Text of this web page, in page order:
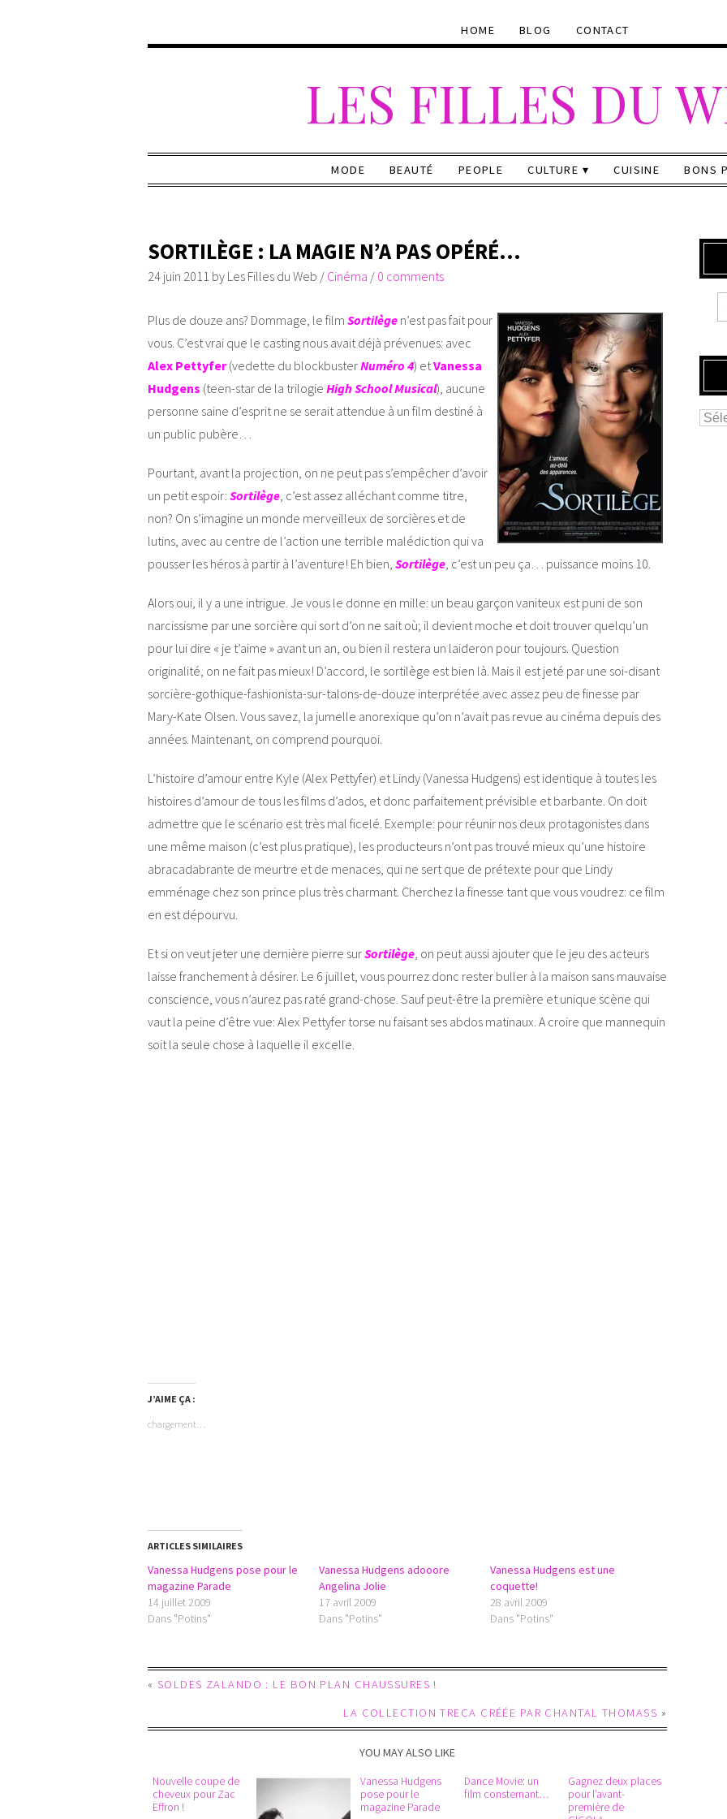
HOME BLOG CONTACT
LES FILLES DU
MODE BEAUTÉ PEOPLE CULTURE CUISINE BONS
SORTILÈGE : LA MAGIE N’A PAS OPÉRÉ…
24 juin 2011 by Les Filles du Web / Cinéma / 0 comments
Plus de douze ans? Dommage, le film Sortilège n’est pas fait pour
vous. C’est vrai que le casting nous avait déjà prévenues: avec
Alex Pettyfer(vedette du blockbusterNuméro 4) etVanessa
Hudgens (teen-star de la trilogie High School Musical), aucune
personne saine d’esprit ne se serait attendue à un film destiné à
un public pubère…
Pourtant, avant la projection, on ne peut pas s’empêcher d’avoir
un petit espoir: Sortilège, c’est assez alléchant comme titre,
non? On s’imagine un monde merveilleux de sorcières et de
lutins, avec au centre de l’action une terrible malédiction qui va
pousser les héros à partir à l’aventure! Eh bien, Sortilège, c’est un peu ça… puissance moins 10.
Alors oui, il y a une intrigue. Je vous le donne en mille: un beau garçon vaniteux est puni de son
narcissisme par une sorcière qui sort d’on ne sait où; il devient moche et doit trouver quelqu’un
pour lui dire « je t’aime » avant un an, ou bien il restera un laideron pour toujours. Question
originalité, on ne fait pas mieux! D’accord, le sortilège est bien là. Mais il est jeté par une soi-disant
sorcière-gothique-fashionista-sur-talons-de-douze interprétée avec assez peu de finesse par
Mary-Kate Olsen. Vous savez, la jumelle anorexique qu’on n’avait pas revue au cinéma depuis des
années. Maintenant, on comprend pourquoi.
L’histoire d’amour entre Kyle (Alex Pettyfer) et Lindy (Vanessa Hudgens) est identique à toutes les
histoires d’amour de tous les films d’ados, et donc parfaitement prévisible et barbante. On doit
admettre que le scénario est très mal ficelé. Exemple: pour réunir nos deux protagonistes dans
une même maison (c’est plus pratique), les producteurs n’ont pas trouvé mieux qu’une histoire
abracadabrante de meurtre et de menaces, qui ne sert que de prétexte pour que Lindy
emménage chez son prince plus très charmant. Cherchez la finesse tant que vous voudrez: ce film
en est dépourvu.
Et si on veut jeter une dernière pierre surSortilège, on peut aussi ajouter que le jeu des acteurs
laisse franchement à désirer. Le 6 juillet, vous pourrez donc rester buller à la maison sans mauvaise
conscience, vous n’aurez pas raté grand-chose. Sauf peut-être la première et unique scène qui
vaut la peine d’être vue: Alex Pettyfer torse nu faisant ses abdos matinaux. A croire que mannequin
soit la seule chose à laquelle il excelle.
J’AIME ÇA :
chargement…
ARTICLES SIMILAIRES
Vanessa Hudgens pose pour le
magazine Parade
14 juillet 2009
Dans "Potins"
Vanessa Hudgens adooore
Angelina Jolie
17 avril 2009
Dans "Potins"
Vanessa Hudgens est une
coquette!
28 avril 2009
Dans "Potins"
« SOLDES ZALANDO : LE BON PLAN CHAUSSURES !
LA COLLECTION TRECA CRÉÉE PAR CHANTAL THOMASS »
YOU MAY ALSO LIKE
Nouvelle coupe de
cheveux pour Zac
Effron !
Vanessa Hudgens
pose pour le
magazine Parade
Dance Movie: un
film consternant…
Gagnez deux places
pour l’avant-
première de